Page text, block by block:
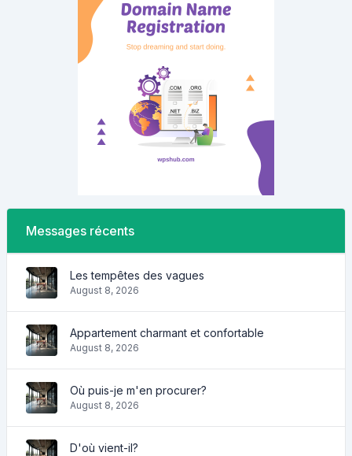
Messages récents
Les tempêtes des vagues
August 8, 2026
Appartement charmant et confortable
August 8, 2026
Où puis-je m'en procurer?
August 8, 2026
D'où vient-il?